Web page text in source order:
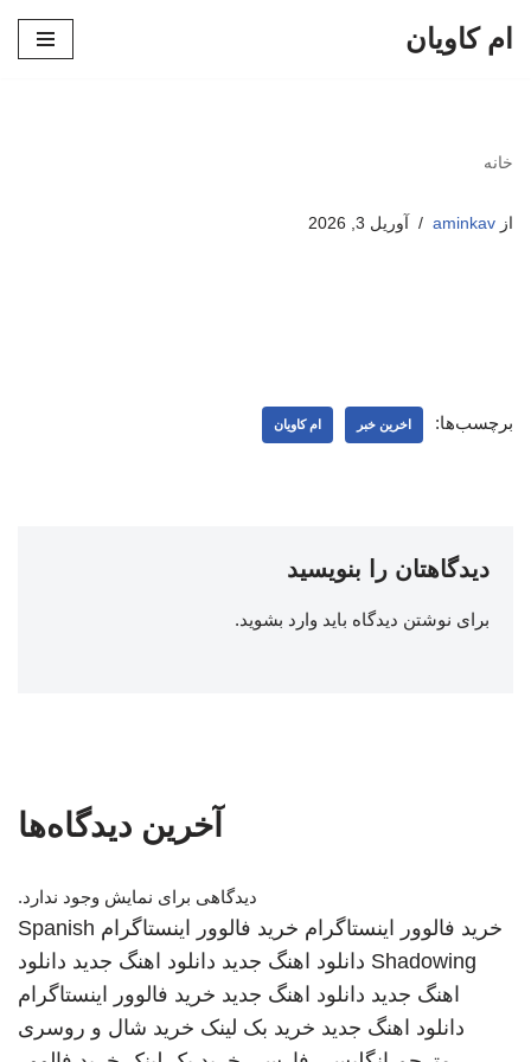
ام کاویان
خانه
از aminkav آوریل 3, 2026
برچسب‌ها: اخرین خبر ام کاویان
دیدگاهتان را بنویسید
برای نوشتن دیدگاه باید وارد بشوید.
آخرین دیدگاه‌ها
دیدگاهی برای نمایش وجود ندارد.
خرید فالوور اینستاگرام خرید فالوور اینستاگرام Spanish
Shadowing دانلود اهنگ جدید دانلود اهنگ جدید دانلود
اهنگ جدید دانلود اهنگ جدید خرید فالوور اینستاگرام
دانلود اهنگ جدید خرید بک لینک خرید شال و روسری